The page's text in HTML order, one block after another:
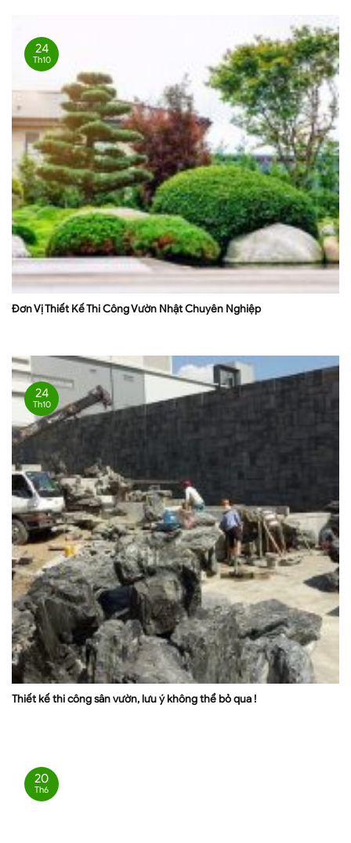
Đơn Vị Thiết Kế Thi Công Vườn Nhật Chuyên Nghiệp
24
Th10
Thiết kế thi công sân vườn, lưu ý không thể bỏ qua !
24
Th10
20
Th6